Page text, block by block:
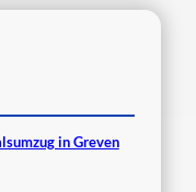
in Greven